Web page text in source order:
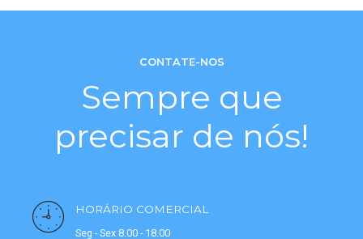
CONTATE-NOS
Sempre que
precisar de nós!
HORÁRIO COMERCIAL
Seg - Sex 8.00 - 18.00